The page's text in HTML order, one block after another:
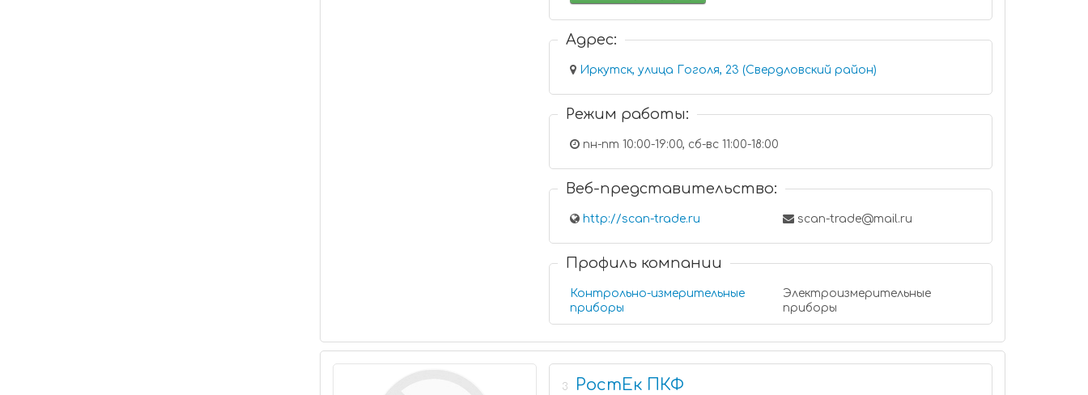
Адрес:
Иркутск, улица Гоголя, 23 (Свердловский район)
Режим работы:
пн-пт 10:00-19:00, сб-вс 11:00-18:00
Веб-представительство:
http://scan-trade.ru scan-trade@mail.ru
Профиль компании
Контрольно-измерительные
приборы
Электроизмерительные
приборы
3 РостЕк ПКФ